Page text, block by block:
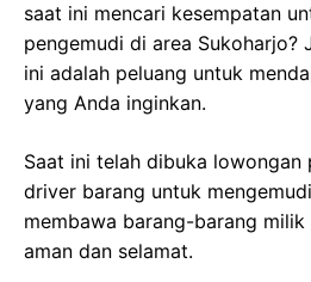
saat ini mencari kesempatan
pengemudi di area Sukoharjo?
ini adalah peluang untuk
yang Anda inginkan.
Saat ini telah dibuka lowongan
driver barang untuk
membawa barang-barang milik
aman dan selamat.